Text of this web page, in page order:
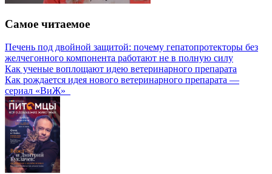
Самое читаемое
Печень под двойной защитой: почему гепатопротекторы без
желчегонного компонента работают не в полную силу
Как ученые воплощают идею ветеринарного препарата
Как рождается идея нового ветеринарного препарата —
сериал «ВиЖ»